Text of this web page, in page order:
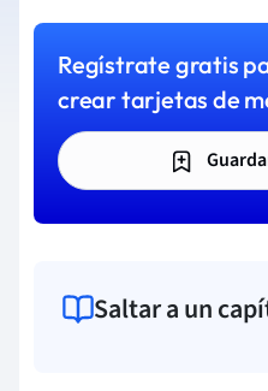
Regístrate gratis
crear tarjetas de
Saltar a un